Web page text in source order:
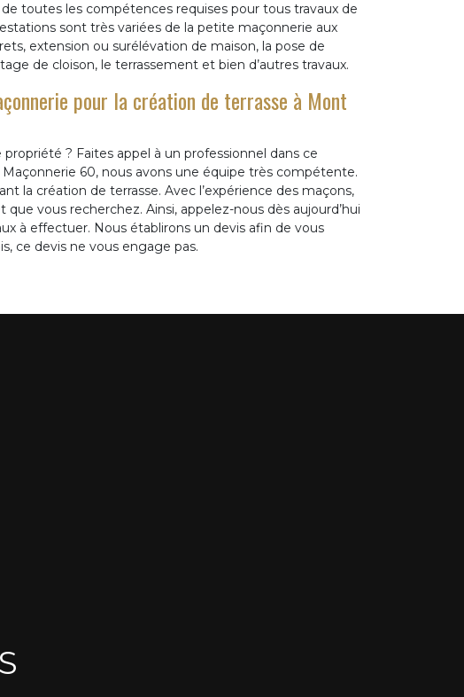
toutes les compétences requises pour tous travaux de
sont très variées de la petite maçonnerie aux
extension ou surélévation de maison, la pose de
de cloison, le terrassement et bien d’autres travaux.
pour la création de terrasse à Mont
? Faites appel à un professionnel dans ce
Maçonnerie 60, nous avons une équipe très compétente.
la création de terrasse. Avec l’expérience des maçons,
vous recherchez. Ainsi, appelez-nous dès aujourd’hui
à effectuer. Nous établirons un devis afin de vous
ce devis ne vous engage pas.